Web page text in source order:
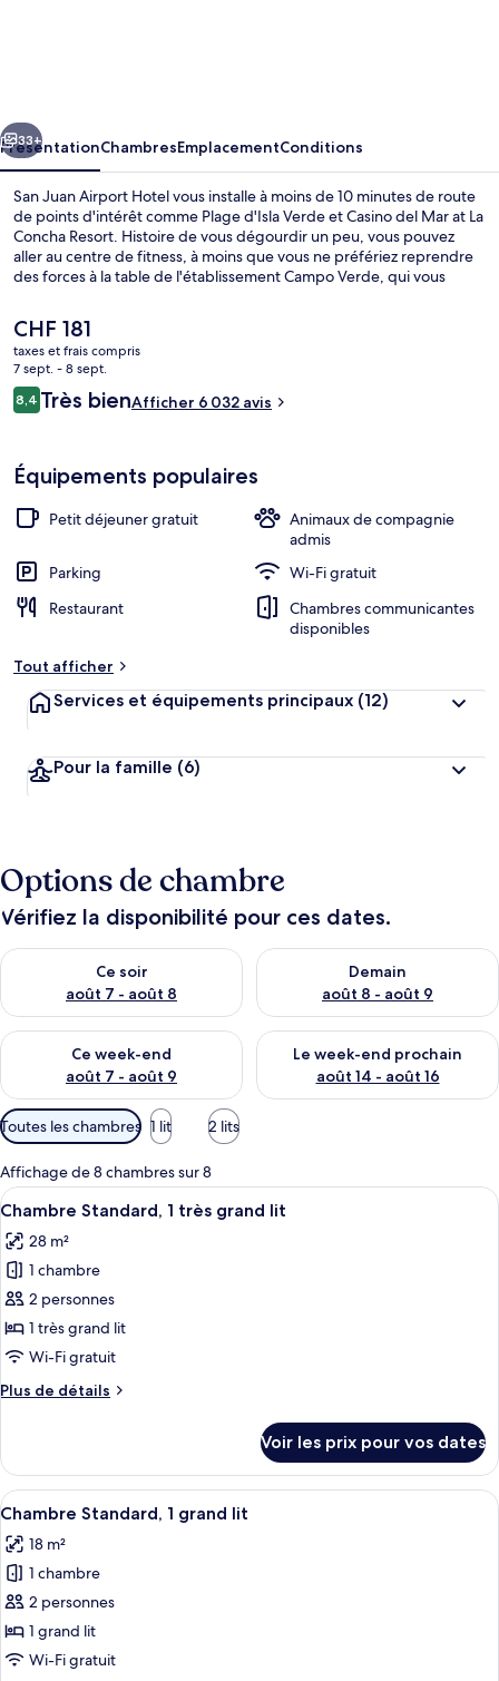
Suivant
33+
PrésentationChambresEmplacementConditions
San Juan Airport Hotel vous installe à moins de 10 minutes de route
de points d'intérêt comme Plage d'Isla Verde et Casino del Mar at La
Concha Resort. Histoire de vous dégourdir un peu, vous pouvez
aller au centre de fitness, à moins que vous ne préfériez reprendre
des forces à la table de l'établissement Campo Verde, qui vous
spécialités Cuisine sud-américaine. Cet hôtel de style Art déco
abrite en outre 10 bars de plage, un bar / salon et une terrasse. Le
personnel attentionné et le succulent restaurant remportent un
franc succès auprès des autres voyageurs.
Le
prix
actuel
est
de
CHF 181
taxes et frais compris
7 sept. - 8 sept.
Avis
voyageurs
8,48,4 sur 10
Très bienAfficher 6 032 avis
Équipements populaires
Petit déjeuner gratuit
Animaux de compagnie
admis
Parking
Wi-Fi gratuit
Restaurant
Chambres communicantes
disponibles
Tout afficher
Services et équipements principaux (12)
Pour la famille (6)
Options de chambre
Vérifiez la disponibilité pour ces dates.
Ce soir
août 7 - août 8
Vérifier la disponibilité pour ce soir août 7 - août 8
Demain
août 8 - août 9
Vérifier la disponibilité pour
Ce week-end
août 7 - août 9
Vérifier la disponibilité pour ce week-end août 7 - août 9
Le week-end prochain
août 14 - août 16
Vérifier la disponibilité pour
Filtres
disponibles
pour
les
chambres
Toutes les chambres 1 lit 2 lits
Affichage de 8 chambres sur 8
Afficher
toutes
les
photos
pour
ce
type
chambre :
très
grand
lit
Une chambre d’hôtel moderne
4
Chambre Standard, 1 très grand lit
28 m²
1 chambre
2 personnes
1 très grand lit
Wi-Fi gratuit
Plus de détails
Plus
le
type
de
Chambre
Standard,
très
grand
lit
Voir les prix pour vos dates
Afficher
toutes
les
photos
pour
ce
type
Une chambre d’hôtel moderne
4
Chambre Standard, 1 grand lit
18 m²
1 chambre
2 personnes
1 grand lit
Wi-Fi gratuit